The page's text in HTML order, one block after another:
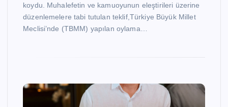
koydu. Muhalefetin ve kamuoyunun eleştirileri üzerine
düzenlemelere tabi tutulan teklif,Türkiye Büyük Millet
Meclisi’nde (TBMM) yapılan oylama…